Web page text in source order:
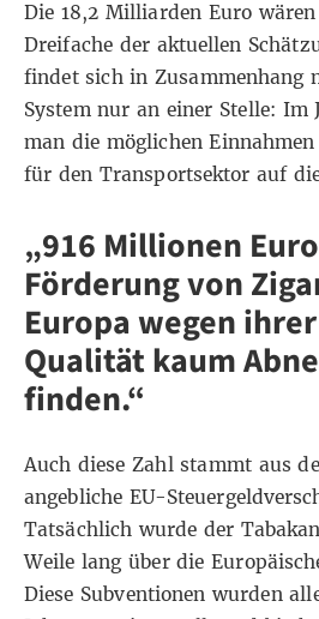
Die 18,2 Milliarden Euro
Dreifache der aktuellen
findet sich in Zusammenhang
Systemnur an einer Stelle: Im
man die möglichen
für den Transportsektor auf
„916 Millionen
Förderung von
Europa wegen
Qualität kaum
finden.“
Auch diese Zahl stammt aus
angebliche EU-
Tatsächlich wurde der
Weile lang über die
Diese Subventionen wurden